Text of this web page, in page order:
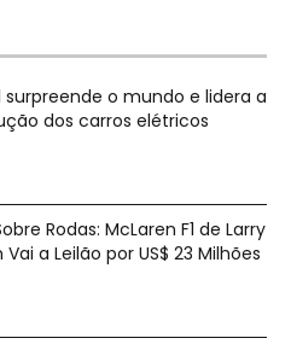
surpreende o mundo e lidera a
dos carros elétricos
Rodas: McLaren F1 de Larry
Vai a Leilão por US$ 23 Milhões